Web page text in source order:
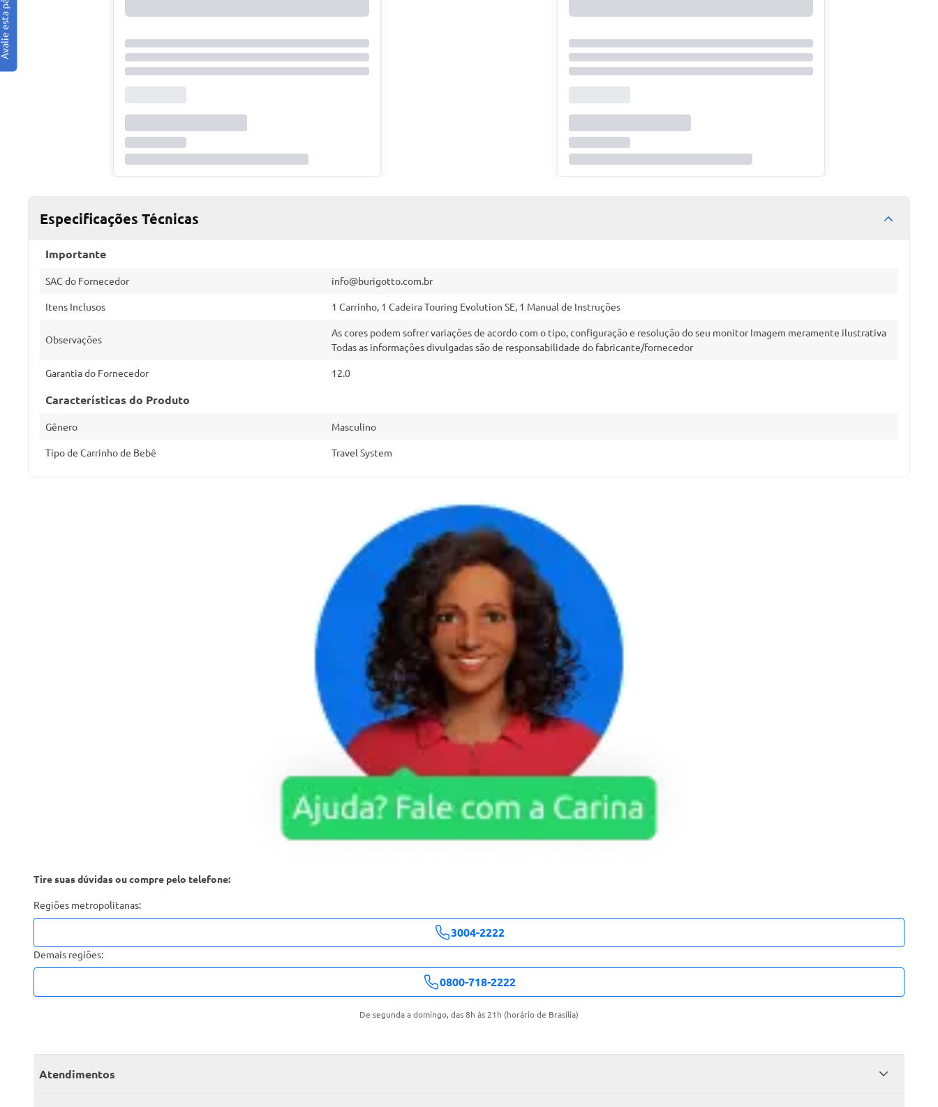
Especificações Técnicas
Importante
SAC do Fornecedor info@burigotto.com.br
Itens Inclusos 1 Carrinho, 1 Cadeira Touring Evolution SE, 1 Manual de Instruções
Observações
As cores podem sofrer variações de acordo com o tipo, configuração e resolução do seu monitor Imagem meramente ilustrativa
Todas as informações divulgadas são de responsabilidade do fabricante/fornecedor
Garantia do Fornecedor 12.0
Características do Produto
Gênero Masculino
Tipo de Carrinho de Bebê Travel System
Tire suas dúvidas ou compre pelo telefone:
Regiões metropolitanas:
3004-2222
Demais regiões:
0800-718-2222
De segunda a domingo, das 8h às 21h (horário de Brasília)
Atendimentos